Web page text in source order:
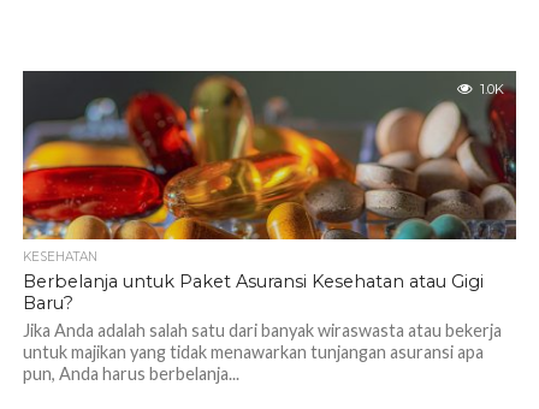
1.0K
KESEHATAN
Berbelanja untuk Paket Asuransi Kesehatan atau Gigi
Baru?
Jika Anda adalah salah satu dari banyak wiraswasta atau bekerja
untuk majikan yang tidak menawarkan tunjangan asuransi apa
pun, Anda harus berbelanja...